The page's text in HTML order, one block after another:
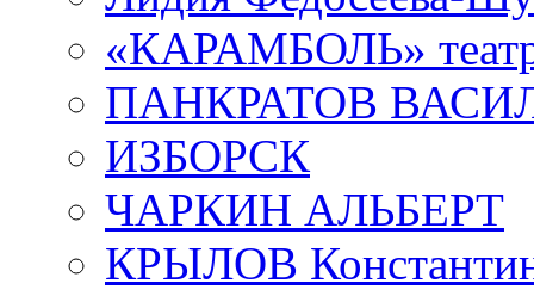
«КАРАМБОЛЬ»
ПАНКРАТОВ
ИЗБОРСК
ЧАРКИН АЛЬБЕРТ
КРЫЛОВ